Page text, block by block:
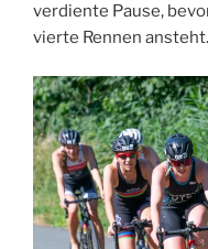
verdiente Pause,
vierte Rennen ansteht.